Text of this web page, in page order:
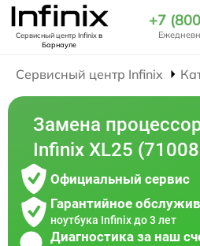
Сервисный центр Infinixв
Барнауле
+7
Сервисный центр Infinix
Замена
Infinix XL25
Официальный сервис
Гарантийное
ноутбука Infinix до 3 лет
Диагностика за наш